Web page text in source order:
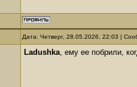
Дата: Четверг, 28.05.2026, 22:03 |
Ladushkа, ему ее побрили,